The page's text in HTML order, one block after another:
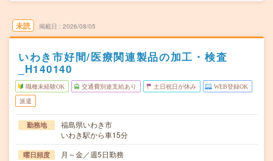
未読 掲載日 2026/08/05
いわき市好間/医療関連製品の加工・検査
_H140140
職種未経験OK 交通費別途支給あり 土日祝日が休み WEB登録OK
派遣
勤務地
福島県いわき市
いわき駅から車15分
曜日頻度 月～金／週5日勤務